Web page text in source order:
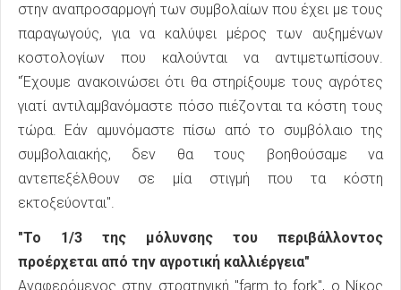
στην αναπροσαρμογή των συμβολαίων που έχει με τους
παραγωγούς, για να καλύψει μέρος των αυξημένων
κοστολογίων που καλούνται να αντιμετωπίσουν.
"Έχουμε ανακοινώσει ότι θα στηρίξουμε τους αγρότες
γιατί αντιλαμβανόμαστε πόσο πιέζονται τα κόστη τους
τώρα. Εάν αμυνόμαστε πίσω από το συμβόλαιο της
συμβολαιακής, δεν θα τους βοηθούσαμε να
αντεπεξέλθουν σε μία στιγμή που τα κόστη
εκτοξεύονται".
"Το 1/3 της μόλυνσης του περιβάλλοντος
προέρχεται από την αγροτική καλλιέργεια"
Αναφερόμενος στην στρατηγική "farm to fork", ο Νίκος